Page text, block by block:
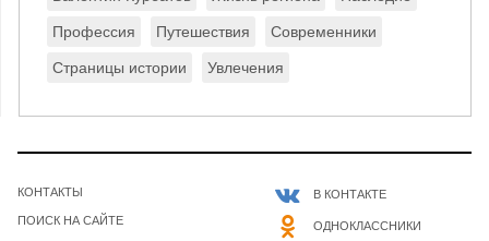
Профессия Путешествия Современники
Страницы истории Увлечения
КОНТАКТЫ
ПОИСК НА САЙТЕ
В КОНТАКТЕ
ОДНОКЛАССНИКИ